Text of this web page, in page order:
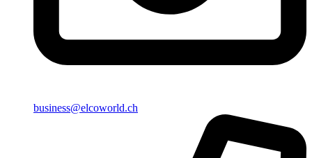
business@elcoworld.ch